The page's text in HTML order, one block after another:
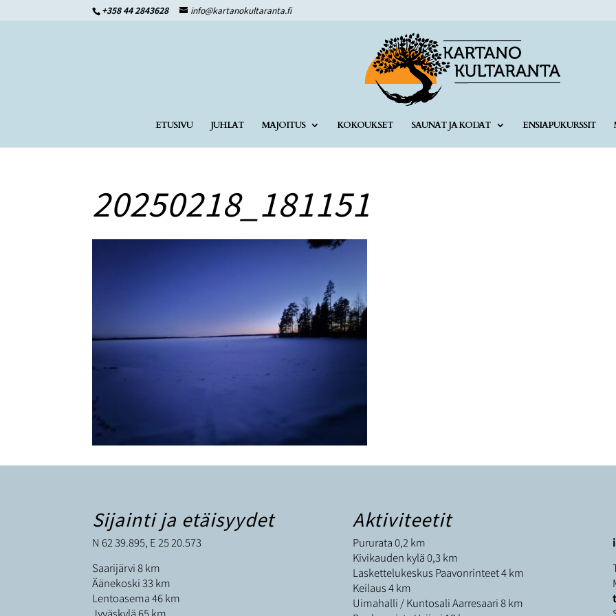
+358 44 2843628 info@kartanokultaranta.fi
ETUSIVU JUHLAT MAJOITUS KOKOUKSET SAUNAT JA KODAT ENSIAPUKURSSIT
20250218_181151
Sijainti ja etäisyydet
N 62 39.895, E 25 20.573
Saarijärvi 8 km
Äänekoski 33 km
Lentoasema 46 km
Jyväskylä 65 km
Aktiviteetit
Pururata 0,2 km
Kivikauden kylä 0,3 km
Laskettelukeskus Paavonrinteet 4 km
Keilaus 4 km
Uimahalli / Kuntosali Aarresaari 8 km